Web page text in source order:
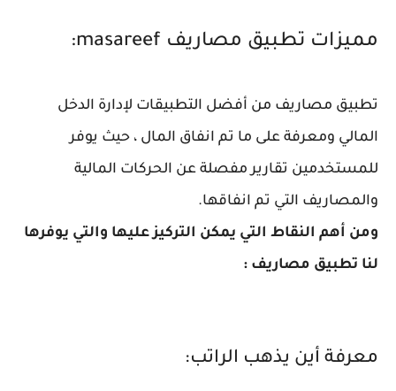
مميزات تطبيق مصاريف masareef:
تطبيق مصاريف من أفضل التطبيقات لإدارة الدخل
المالي ومعرفة على ما تم انفاق المال ، حيث يوفر
للمستخدمين تقارير مفصلة عن الحركات المالية
والمصاريف التي تم انفاقها.
ومن أهم النقاط التي يمكن التركيز عليها والتي يوفرها
لنا تطبيق مصاريف :
معرفة أين يذهب الراتب: